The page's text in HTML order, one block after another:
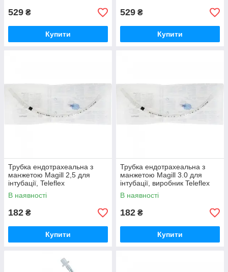
529 ₴
Купити
529 ₴
Купити
Трубка ендотрахеальна з
манжетою Magill 2,5 для
інтубації, Teleflex
В наявності
182 ₴
Купити
Трубка ендотрахеальна з
манжетою Magill 3.0 для
інтубації, виробник Teleflex
В наявності
182 ₴
Купити